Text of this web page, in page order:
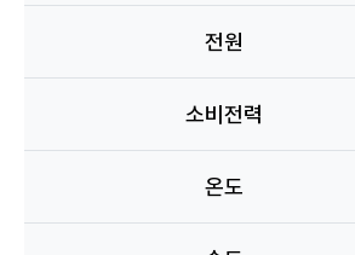
전원
소비전력
온도